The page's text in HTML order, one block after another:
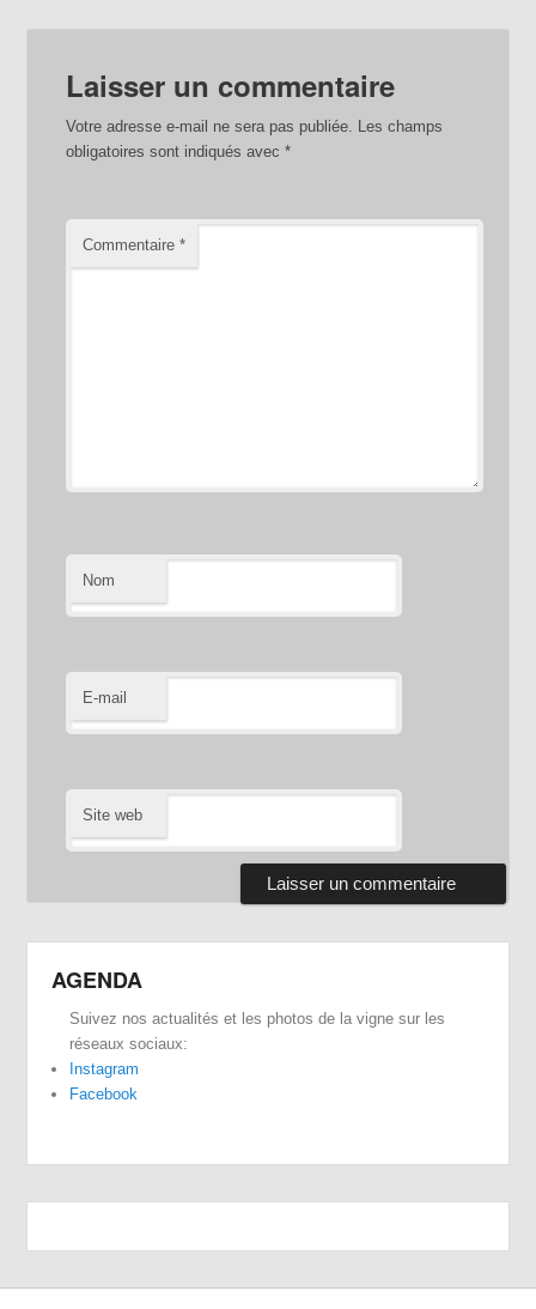
Laisser un commentaire
Votre adresse e-mail ne sera pas publiée. Les champs
obligatoires sont indiqués avec*
Commentaire*
Nom
E-mail
Site web
AGENDA
Suivez nos actualités et les photos de la vigne sur les
réseaux sociaux:
Instagram
Facebook